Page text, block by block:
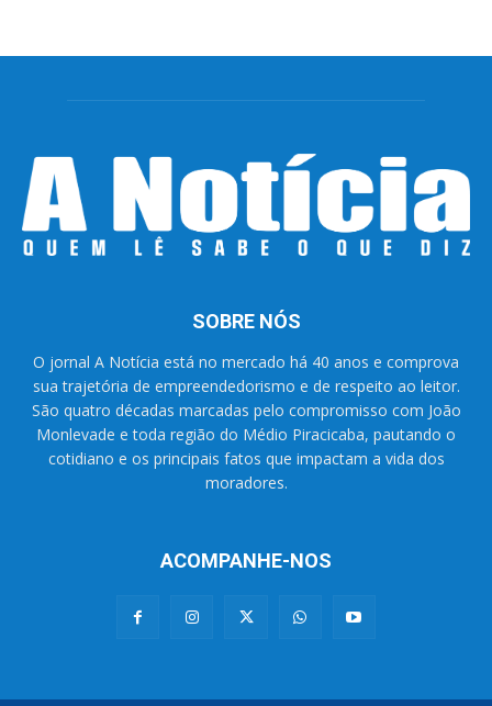
SOBRE NÓS
O jornal A Notícia está no mercado há 40 anos e comprova
sua trajetória de empreendedorismo e de respeito ao leitor.
São quatro décadas marcadas pelo compromisso com João
Monlevade e toda região do Médio Piracicaba, pautando o
cotidiano e os principais fatos que impactam a vida dos
moradores.
ACOMPANHE-NOS